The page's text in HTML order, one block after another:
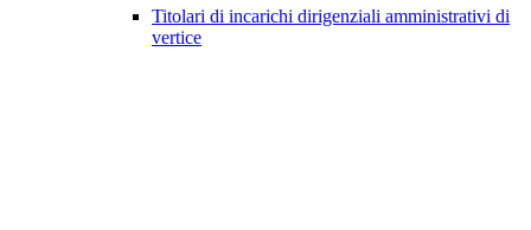
Titolari di incarichi dirigenziali amministrativi di
vertice